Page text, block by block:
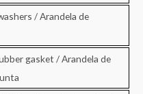
/ Arandela de
gasket / Arandela de